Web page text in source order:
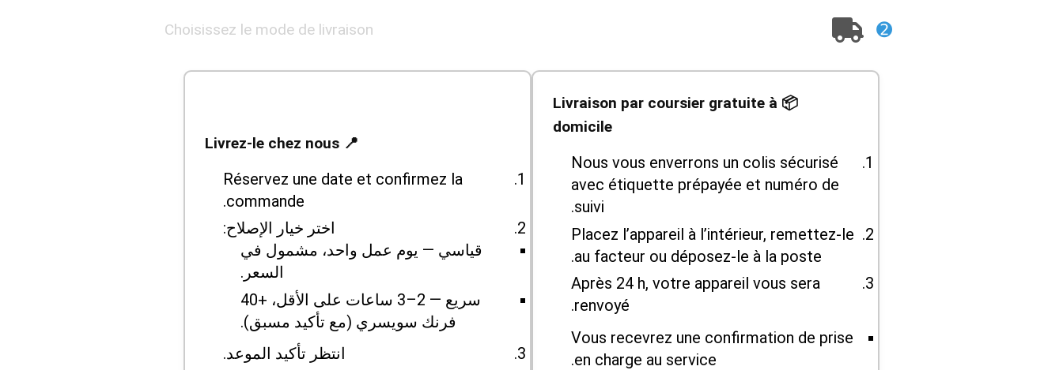
➋
Choisissez le mode de livraison
📦 Livraison par coursier gratuite à
domicile
Nous vous enverrons un colis sécurisé
avec étiquette prépayée et numéro de
suivi.
Placez l’appareil à l’intérieur, remettez-le
au facteur ou déposez-le à la poste.
Après 24 h, votre appareil vous sera
renvoyé.
Vous recevrez une confirmation de prise
en charge au service.
📍 Livrez-le chez nous
Réservez une date et confirmez la
commande.
اختر خيار الإصلاح:
قياسي — يوم عمل واحد، مشمول في
السعر.
سريع — 2–3 ساعات على الأقل، +40
فرنك سويسري (مع تأكيد مسبق).
انتظر تأكيد الموعد.